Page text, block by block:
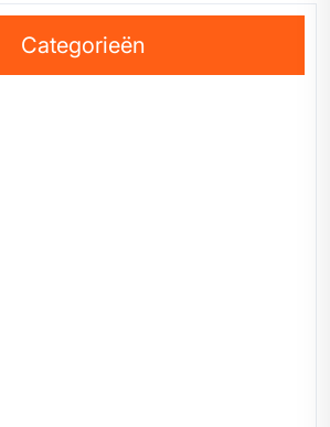
Categorieën